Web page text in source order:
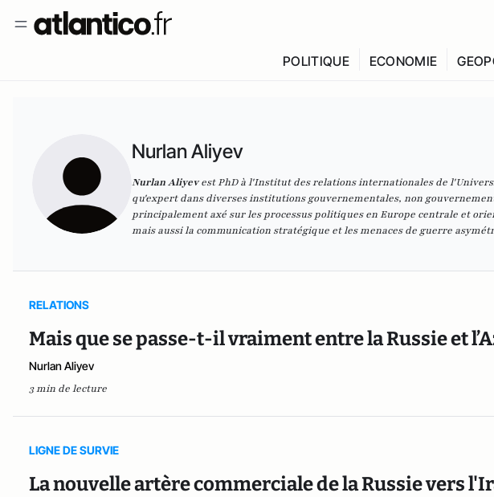
POLITIQUE ECONOMIE
Nurlan Aliyev
Nurlan Aliyevest PhD à l'Institut des relations internationales de
qu'expert dans diverses institutions gouvernementales, non
principalement axé sur les processus politiques en Europe centrale et
mais aussi la communication stratégique et les menaces de guerre
RELATIONS
Mais que se passe-t-il vraiment entre la Russie et
Nurlan Aliyev
3 min de lecture
LIGNE DE SURVIE
La nouvelle artère commerciale de la Russie vers